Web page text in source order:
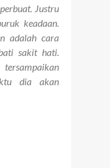
Justru
keadaan.
adalah cara
sakit hati.
dia akan